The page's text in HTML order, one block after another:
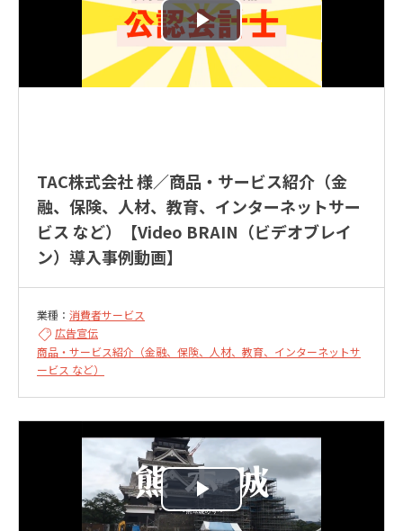
TAC株式会社 様／商品・サービス紹介（金
融、保険、人材、教育、インターネットサー
ビス など）【Video BRAIN（ビデオブレイ
ン）導入事例動画】
業種： 消費者サービス
広告宣伝
商品・サービス紹介（金融、保険、人材、教育、インターネットサ
ービス など）